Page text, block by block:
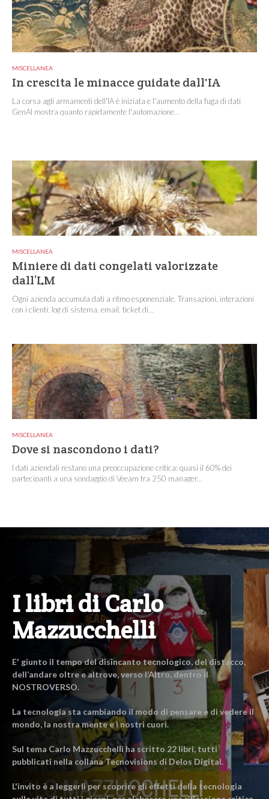
MISCELLANEA
In crescita le minacce guidate dall'IA
La corsa agli armamenti dell'IA è iniziata e l'aumento della fuga di dati
GenAI mostra quanto rapidamente l'automazione...
MISCELLANEA
Miniere di dati congelati valorizzate
dall’LM
Ogni azienda accumula dati a ritmo esponenziale. Transazioni, interazioni
con i clienti, log di sistema, email, ticket di...
MISCELLANEA
Dove si nascondono i dati?
I dati aziendali restano una preoccupazione critica: quasi il 60% dei
partecipanti a una sondaggio di Veeam tra 250 manager...
I libri di Carlo
Mazzucchelli
E' giunto il tempo del disincanto tecnologico, del distacco,
dell’andare oltre e altrove, verso l’Altro, dentro il
NOSTROVERSO.
La tecnologia sta cambiando il modo di pensare e di vedere il
mondo, la nostra mente e i nostri cuori.
Sul tema Carlo Mazzucchelli ha scritto 22 libri, tutti
pubblicati nella collana Tecnovisions di Delos Digital.
L'invito è a leggerli per scoprire gli effetti della tecnologia